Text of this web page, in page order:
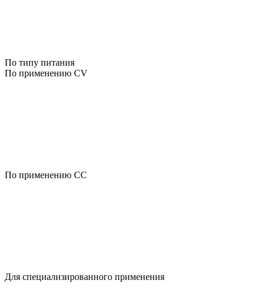
По типу питания
По применению CV
По применению CC
Для специализированного применения